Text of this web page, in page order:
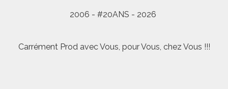
2006 - #20ANS - 2026
Carrément Prod avec Vous, pour Vous, chez Vous !!!